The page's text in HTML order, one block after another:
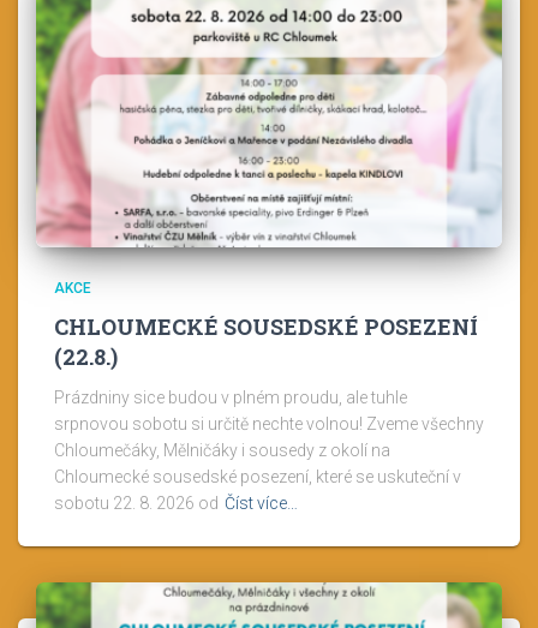
AKCE
CHLOUMECKÉ SOUSEDSKÉ POSEZENÍ
(22.8.)
Prázdniny sice budou v plném proudu, ale tuhle
srpnovou sobotu si určitě nechte volnou! Zveme všechny
Chloumečáky, Mělničáky i sousedy z okolí na
Chloumecké sousedské posezení, které se uskuteční v
sobotu 22. 8. 2026 od Číst více…